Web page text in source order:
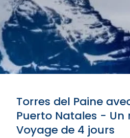
Torres del Paine
Puerto Natales -
Voyage de 4 jours